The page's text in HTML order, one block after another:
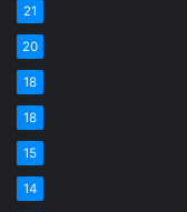
21
20
18
18
15
14